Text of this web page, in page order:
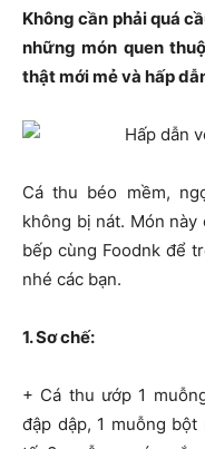
Không cần phải quá
những món quen
thật mới mẻ và hấp
Cá thu béo mềm,
không bị nát. Món này
bếp cùng Foodnk để
nhé các bạn.
1. Sơ chế:
+ Cá thu ướp 1
đập dập, 1 muỗng